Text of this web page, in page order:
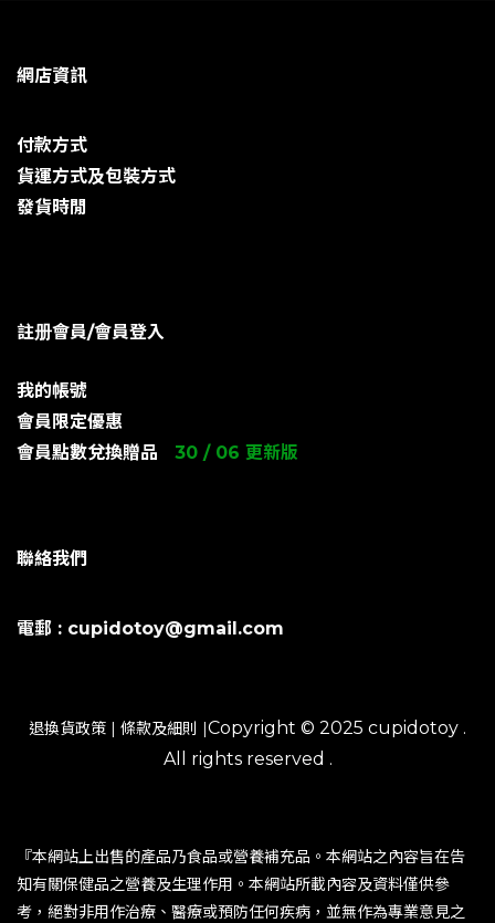
網店資訊
付款方式
貨運方式及包裝方式
發貨時閒
註册會員/會員登入
我的帳號
會員限定優惠
會員點數兌換贈品
30 / 06 更新版
聯絡我們
電郵 : cupidotoy@gmail.com
退換貨政策 | 條款及細則 |Copyright © 2025 cupidotoy .
All rights reserved .
『本網站上出售的產品乃食品或營養補充品。本網站之內容旨在告
知有關保健品之營養及生理作用。本網站所載內容及資料僅供參
考，絕對非用作治療、醫療或預防任何疾病，並無作為專業意見之